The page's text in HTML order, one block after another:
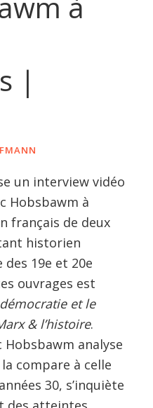
|
un interview vidéo
Hobsbawm à
français de deux
historien
19e et 20e
ouvrages est
et le
& l’histoire.
analyse
compare à celle
30, s’inquiète